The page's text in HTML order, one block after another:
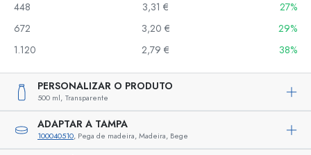
448
3,31 €
27%
672
3,20 €
29%
1.120
2,79 € 38%
PERSONALIZAR O PRODUTO
500 ml, Transparente
ADAPTAR A TAMPA
100040510, Pega de madeira, Madeira, Bege